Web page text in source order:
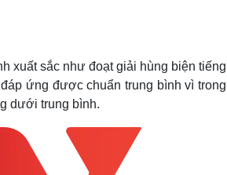
xuất sắc như đoạt giải hùng biện tiếng
ứng được chuẩn trung bình vì trong
dưới trung bình.